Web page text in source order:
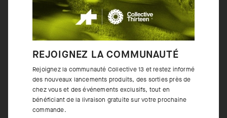
pèse 25 % de moins que le maillot GT C2 EVO standard. Les manches
sont aussi mises à jour avec la technologie de ruissellement de la Série
Racing, pour un maintien enveloppant et ultra respirant inspiré des
équipements de course, avec une construction épurée et confortable. Le
recommandons d’appliquer une protection solaire en dessous.
REJOIGNEZ LA COMMUNAUTÉ
Rejoignez la communauté Collective 13 et restez informé
des nouveaux lancements produits, des sorties près de
chez vous et des événements exclusifs, tout en
bénéficiant de la livraison gratuite sur votre prochaine
commande.